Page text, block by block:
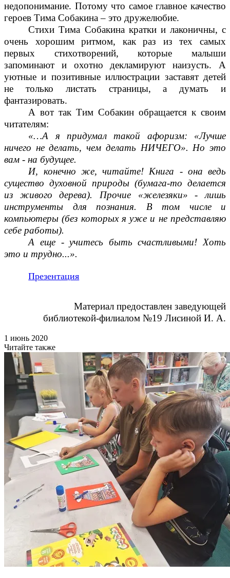
недопонимание. Потому что самое главное качество
героев Тима Собакина – это дружелюбие.
Стихи Тима Собакина кратки и лаконичны, с
очень хорошим ритмом, как раз из тех самых
первых стихотворений, которые малыши
запоминают и охотно декламируют наизусть. А
уютные и позитивные иллюстрации заставят детей
не только листать страницы, а думать и
фантазировать.
А вот так Тим Собакин обращается к своим
читателям:
«…А я придумал такой афоризм: «Лучше
ничего не делать, чем делать НИЧЕГО». Но это
вам - на будущее.
И, конечно же, читайте! Книга - она ведь
существо духовной природы (бумага-то делается
из живого дерева). Прочие «железяки» - лишь
инструменты для познания. В том числе и
компьютеры (без которых я уже и не представляю
себе работы).
А еще - учитесь быть счастливыми! Хоть
это и трудно...».
Презентация
Материал предоставлен заведующей
библиотекой-филиалом №19 Лисиной И. А.
1 июнь 2020
Читайте также